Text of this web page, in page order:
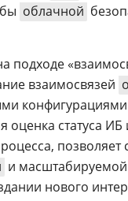
облачной
подходе
взаимосвязей
статуса ИБ
позволяет
и
нового